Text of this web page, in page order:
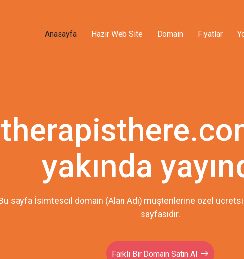
Anasayfa Hazır Web Site Domain Fiyatlar
yakında
sayfa İsimtescil domain (Alan Adı) müşterilerine özel
sayfasıdır.
Farklı Bir Domain Satın Al